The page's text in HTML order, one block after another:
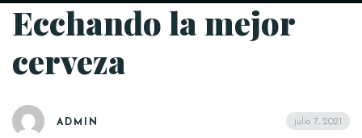
Ecchando la mejor
cerveza
ADMIN julio 7, 2021